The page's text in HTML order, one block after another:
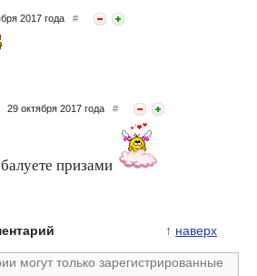
2017 года #
29 октября 2017 года #
призами
↑ наверх